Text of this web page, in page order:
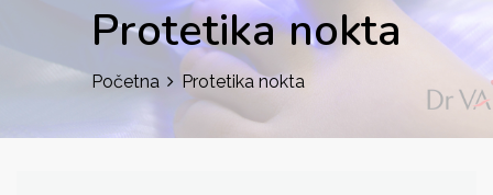
Protetika nokta
Početna Protetika nokta